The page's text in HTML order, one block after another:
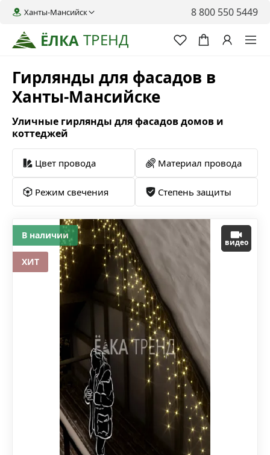
ЁЛКА ТРЕНД
Ханты-Мансийск 8 800 550 5449
Гирлянды для фасадов в
Ханты-Мансийске
Уличные гирлянды для фасадов домов и
коттеджей
Цвет провода Материал провода
Режим свечения Степень защиты
видео
В наличии
ХИТ